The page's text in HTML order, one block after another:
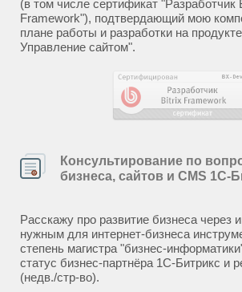
(в том числе сертификат "Разработчик
Framework"), подтвердающий мою
плане работы и разработки на
Управление сайтом".
Консультирование по
бизнеса, сайтов и CMS 1С-
Расскажу про развитие бизнеса через
нужным для интернет-бизнеса
степень магистра "бизнес-
статус бизнес-партнёра 1С-Битрикс и
(недв./стр-во).